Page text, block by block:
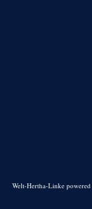
Welt-Hertha-Linke